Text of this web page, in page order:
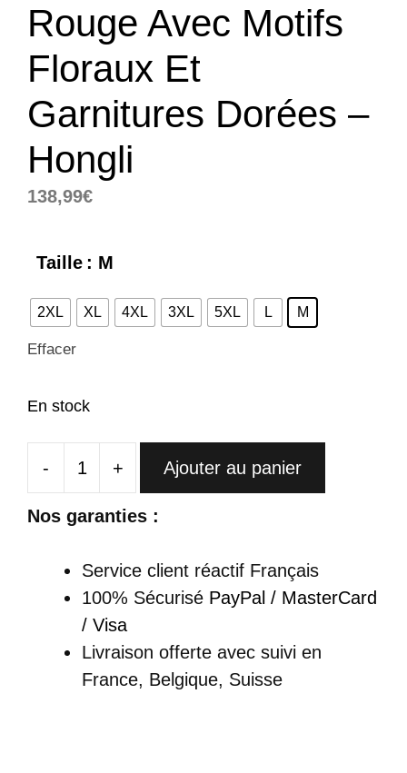
Rouge Avec Motifs
Floraux Et
Garnitures Dorées –
Hongli
138,99€
Taille : M
2XL XL 4XL 3XL 5XL L M
Effacer
En stock
-
quantité
de
Longue
Rouge
Motifs
Floraux
+ Ajouter au panier
Nos garanties :
Service client réactif Français
100% Sécurisé PayPal / MasterCard
/ Visa
Livraison offerte avec suivi en
France, Belgique, Suisse